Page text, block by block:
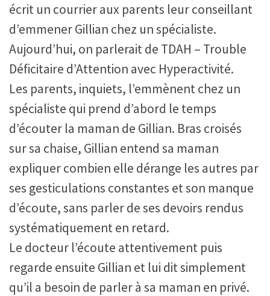
écrit un courrier aux parents leur conseillant
d’emmener Gillian chez un spécialiste.
Aujourd’hui, on parlerait de TDAH – Trouble
Déficitaire d’Attention avec Hyperactivité.
Les parents, inquiets, l’emmènent chez un
spécialiste qui prend d’abord le temps
d’écouter la maman de Gillian. Bras croisés
sur sa chaise, Gillian entend sa maman
expliquer combien elle dérange les autres par
ses gesticulations constantes et son manque
d’écoute, sans parler de ses devoirs rendus
systématiquement en retard.
Le docteur l’écoute attentivement puis
regarde ensuite Gillian et lui dit simplement
qu’il a besoin de parler à sa maman en privé.